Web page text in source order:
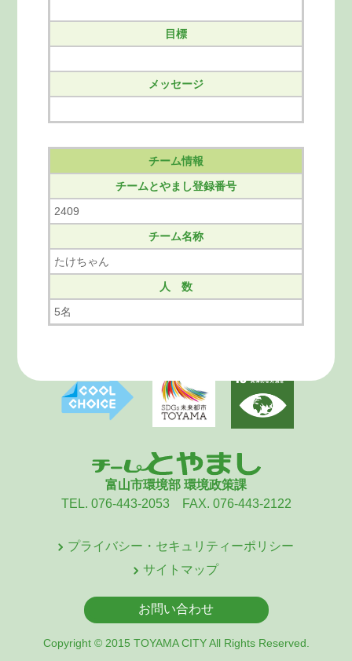
目標
メッセージ
チーム情報
チームとやまし登録番号
2409
チーム名称
たけちゃん
人 数
5名
富山市環境部 環境政策課
TEL. 076-443-2053 FAX. 076-443-2122
プライバシー・セキュリティーポリシー
サイトマップ
お問い合わせ
Copyright © 2015 TOYAMA CITY All Rights Reserved.